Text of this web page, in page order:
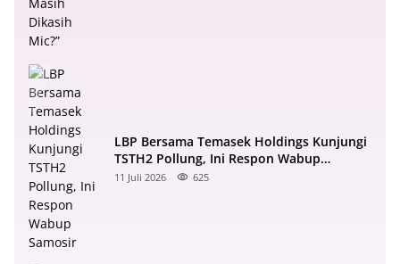
LBP Bersama Temasek Holdings Kunjungi
TSTH2 Pollung, Ini Respon Wabup
Samosir
11 Juli 2026 625